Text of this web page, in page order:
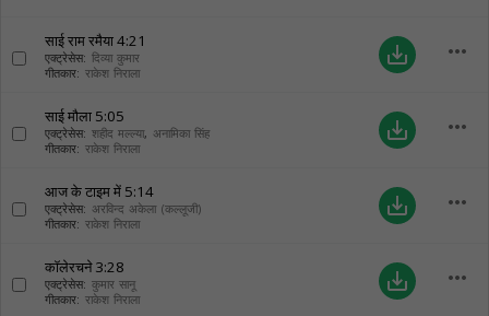
साई राम रमैया4:21
एक्ट्रेसेस: दिव्या कुमार
गीतकार: राकेश निराला
save_alt more_horiz
साई मौला 5:05
एक्ट्रेसेस: शहीद मल्ल्या, अनामिका सिंह
गीतकार: राकेश निराला
save_alt more_horiz
आज के टाइम में 5:14
एक्ट्रेसेस: अरविन्द अकेला (कल्लूजी)
गीतकार: राकेश निराला
save_alt more_horiz
कॉलेरचने3:28
एक्ट्रेसेस: कुमार सानू
गीतकार: राकेश निराला
save_alt more_horiz